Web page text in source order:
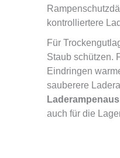
kontrolliertere
Für
Staub schützen.
Eindringen
sauberere
auch für die